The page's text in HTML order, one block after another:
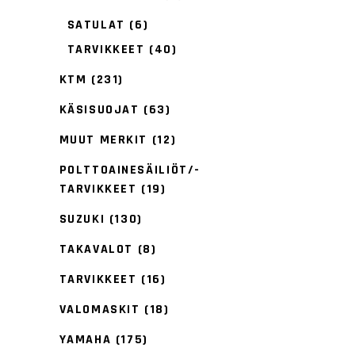
SATULAT (6)
TARVIKKEET (40)
KTM (231)
KÄSISUOJAT (63)
MUUT MERKIT (12)
POLTTOAINESÄILIÖT/-
TARVIKKEET (19)
SUZUKI (130)
TAKAVALOT (8)
TARVIKKEET (16)
VALOMASKIT (18)
YAMAHA (175)